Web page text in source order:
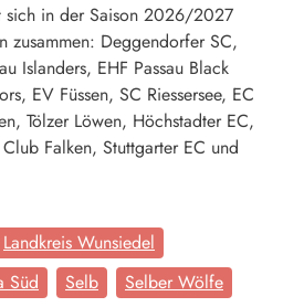
sich in der Saison 2026/2027
zusammen: Deggendorfer SC,
Islanders, EHF Passau Black
EV Füssen, SC Riessersee, EC
Tölzer Löwen, Höchstadter EC,
Falken, Stuttgarter EC und
Landkreis Wunsiedel
Süd Selb
Selber Wölfe